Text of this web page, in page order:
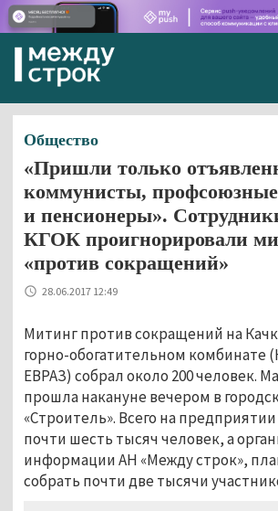
Общество
«Пришли только
коммунисты,
и пенсионеры».
КГОК проигнорировали
«против сокращений»
28.06.2017 12:49
Митинг против сокращений на
горно-обогатительном комбинате
ЕВРАЗ) собрал около 200 человек.
прошла накануне вечером в
«Строитель». Всего на
почти шесть тысяч человек, а
информации АН «Между строк»,
собрать почти две тысячи